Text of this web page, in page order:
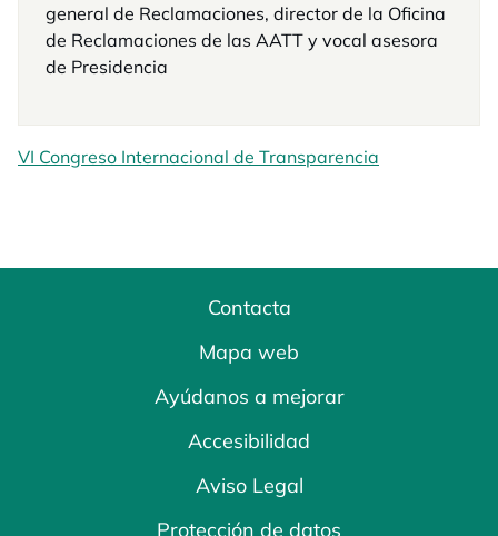
general de Reclamaciones, director de la Oficina
de Reclamaciones de las AATT y vocal asesora
de Presidencia
VI Congreso Internacional de Transparencia
Contacta
Mapa web
Ayúdanos a mejorar
Accesibilidad
Aviso Legal
Protección de datos